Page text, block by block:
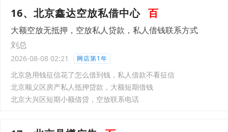
16、北京鑫达空放私借中心 百
大额空放无抵押，空放私人贷款，私人借钱联系方式
刘总
2026-08-08 02:21 网店第1年
北京急用钱征信花了怎么借到钱，私人借款不看征信
北京顺义区房产私人抵押贷款，大额短期借钱
北京大兴区短期小额借贷，空放联系电话